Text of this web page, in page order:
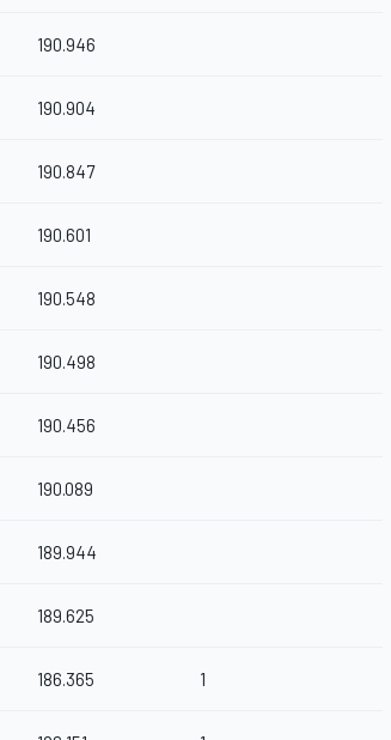
190.946
190.904
190.847
190.601
190.548
190.498
190.456
190.089
189.944
189.625
186.365 1